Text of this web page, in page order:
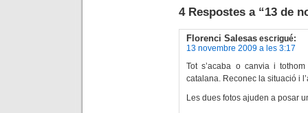
4 Respostes a “13 de
Florenci Salesas escrigué:
13 novembre 2009 a les 3:17
Tot s’acaba o canvia i
catalana. Reconec la situació i
Les dues fotos ajuden a posar